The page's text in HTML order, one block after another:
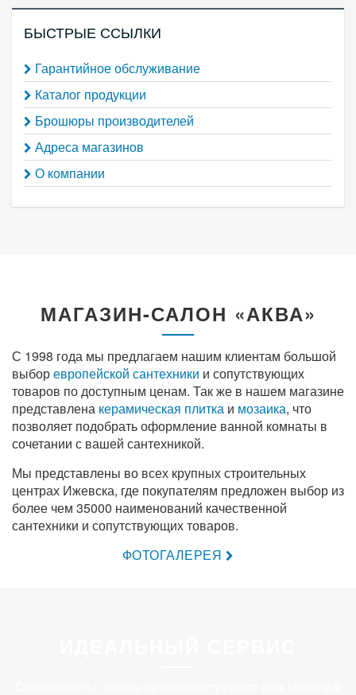
БЫСТРЫЕ ССЫЛКИ
Гарантийное обслуживание
Каталог продукции
Брошюры производителей
Адреса магазинов
О компании
МАГАЗИН-САЛОН «АКВА»
С 1998 года мы предлагаем нашим клиентам большой
выборевропейской сантехники и сопутствующих
товаров по доступным ценам. Так же в нашем магазине
представлена керамическая плитка и мозаика, что
позволяет подобрать оформление ванной комнаты в
сочетании с вашей сантехникой.
Мы представлены во всех крупных строительных
центрах Ижевска, где покупателям предложен выбор из
более чем 35000 наименований качественной
сантехники и сопутствующих товаров.
ФОТОГАЛЕРЕЯ